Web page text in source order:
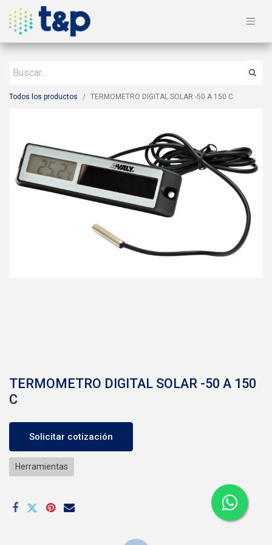
Todos los productos TERMOMETRO DIGITAL SOLAR -50 A 150 C
TERMOMETRO DIGITAL SOLAR -50 A 150
C
Solicitar cotización
Herramientas